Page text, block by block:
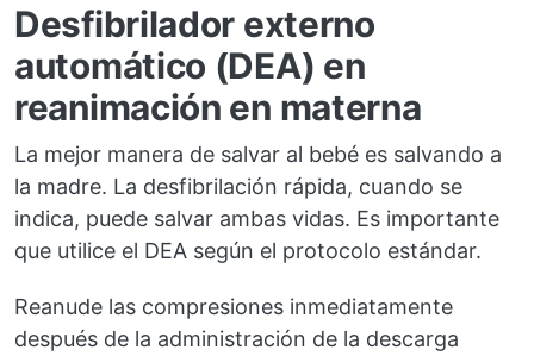
Desfibrilador externo
automático (DEA) en
reanimación en materna
La mejor manera de salvar al bebé es salvando a
la madre. La desfibrilación rápida, cuando se
indica, puede salvar ambas vidas. Es importante
que utilice el DEA según el protocolo estándar.
Reanude las compresiones inmediatamente
después de la administración de la descarga